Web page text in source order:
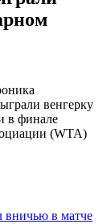
венгерку
в финале
(WTA)
вничью в матче